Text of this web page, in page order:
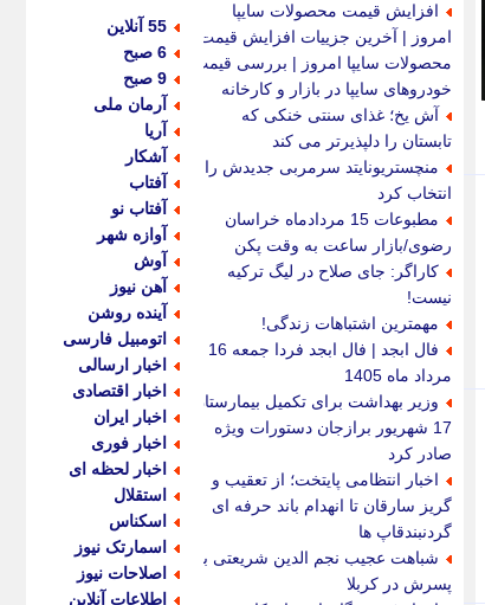
افزایش قیمت محصولات سایپا
امروز | آخرین جزییات افزایش قیمت
محصولات سایپا امروز | بررسی قیمت
خودروهای سایپا در بازار و کارخانه
آش یخ؛ غذای سنتی خنکی که
تابستان را دلپذیرتر می کند
منچستریونایتد سرمربی جدیدش را
انتخاب کرد
مطبوعات 15 مردادماه خراسان
رضوی/بازار ساعت به وقت پکن
کاراگر: جای صلاح در لیگ ترکیه
نیست!
مهمترین اشتباهات زندگی!
فال ابجد | فال ابجد فردا جمعه 16
مرداد ماه 1405
وزیر بهداشت برای تکمیل بیمارستان
17 شهریور برازجان دستورات ویژه
صادر کرد
اخبار انتظامی پایتخت؛ از تعقیب و
گریز سارقان تا انهدام باند حرفه ای
گردنبندقاپ ها
شباهت عجیب نجم الدین شریعتی به
پسرش در کربلا
55 آنلاین
6 صبح
9 صبح
آرمان ملی
آریا
آشکار
آفتاب
آفتاب نو
آوازه شهر
آوش
آهن نیوز
آینده روشن
اتومبیل فارسی
اخبار ارسالی
اخبار اقتصادی
اخبار ایران
اخبار فوری
اخبار لحظه ای
استقلال
اسکناس
اسمارتک نیوز
اصلاحات نیوز
اطلاعات آنلاین